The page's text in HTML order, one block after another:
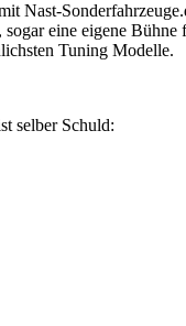
Nast-
eine eigene Bühne
Tuning Modelle.
selber Schuld: